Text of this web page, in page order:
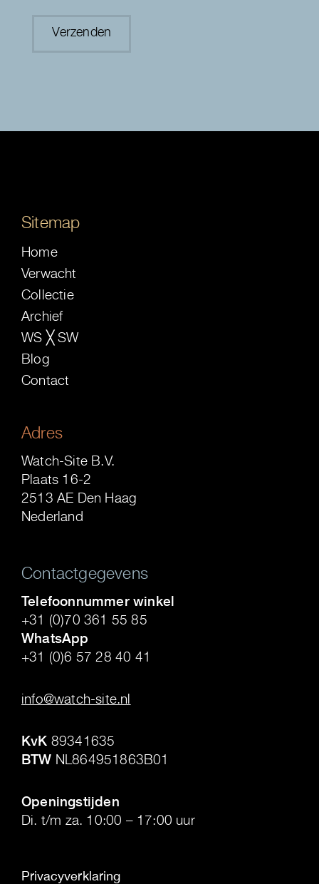
Sitemap
Home
Verwacht
Collectie
Archief
WS ╳ SW
Blog
Contact
Adres
Watch-Site B.V.
Plaats 16-2
2513 AE Den Haag
Nederland
Contactgegevens
Telefoonnummer winkel
+31 (0)70 361 55 85
WhatsApp
+31 (0)6 57 28 40 41
info@watch-site.nl
KvK 89341635
BTW NL864951863B01
Openingstijden
Di. t/m za. 10:00 – 17:00 uur
Privacyverklaring